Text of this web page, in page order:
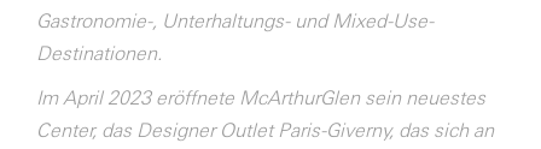
Gastronomie-, Unterhaltungs- und Mixed-Use-
Destinationen.
Im April 2023 eröffnete McArthurGlen sein neuestes
Center, das Designer Outlet Paris-Giverny, das sich an